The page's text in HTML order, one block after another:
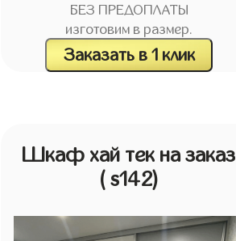
БЕЗ ПРЕДОПЛАТЫ
изготовим в размер.
Заказать в 1 клик
Шкаф хай тек на заказ
( s142)